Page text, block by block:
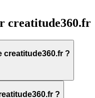
creatitude360.fr
creatitude360.fr ?
?